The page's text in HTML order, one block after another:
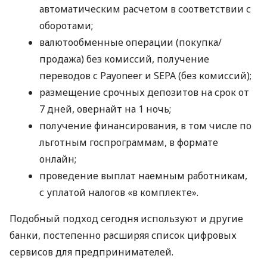
автоматическим расчетом в соответствии с
оборотами;
валютообменные операции (покупка/
продажа) без комиссий, получение
переводов с Payoneer и SEPA (без комиссий);
размещение срочных депозитов на срок от
7 дней, овернайт на 1 ночь;
получение финансирования, в том числе по
льготным госпрограммам, в формате
онлайн;
проведение выплат наемным работникам,
с уплатой налогов «в комплекте».
Подобный подход сегодня используют и другие
банки, постепенно расширяя список цифровых
сервисов для предпринимателей.